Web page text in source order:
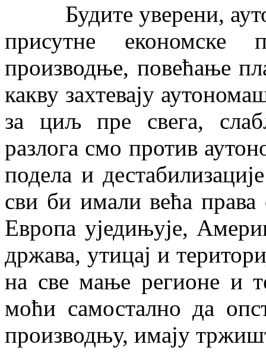
Будите уверени,
присутне економске
производње, повећање
какву захтевају
за циљ пре свега,
разлога смо против
подела и
сви би имали већа
Европа уједињује,
држава, утицај и
на све мање регионе и
моћи самостално да
производњу, имају